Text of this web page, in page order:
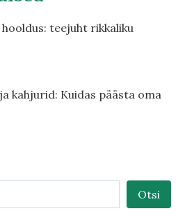
teejuht rikkaliku
kahjurid: Kuidas päästa oma
Otsi